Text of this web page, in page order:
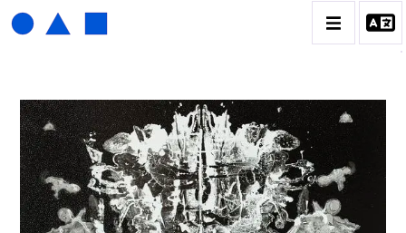
HENRI FOUCAULT
BIOGRAPHIE